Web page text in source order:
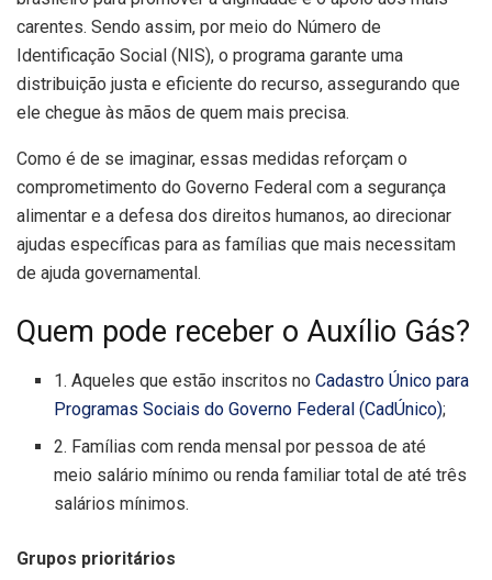
carentes. Sendo assim, por meio do Número de
Identificação Social (NIS), o programa garante uma
distribuição justa e eficiente do recurso, assegurando que
ele chegue às mãos de quem mais precisa.
Como é de se imaginar, essas medidas reforçam o
comprometimento do Governo Federal com a segurança
alimentar e a defesa dos direitos humanos, ao direcionar
ajudas específicas para as famílias que mais necessitam
de ajuda governamental.
Quem pode receber o Auxílio Gás?
1. Aqueles que estão inscritos no Cadastro Único para
Programas Sociais do Governo Federal (CadÚnico);
2. Famílias com renda mensal por pessoa de até
meio salário mínimo ou renda familiar total de até três
salários mínimos.
Grupos prioritários